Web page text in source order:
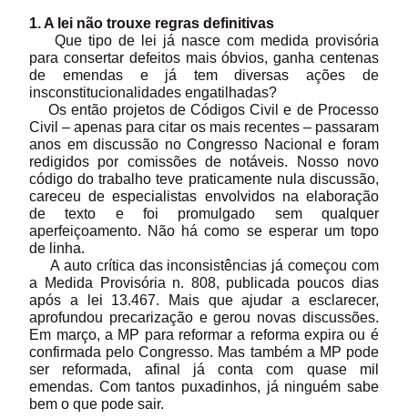
1. A lei não trouxe regras definitivas
Que tipo de lei já nasce com medida provisória
para consertar defeitos mais óbvios, ganha centenas
de emendas e já tem diversas ações de
insconstitucionalidades engatilhadas?
Os então projetos de Códigos Civil e de Processo
Civil – apenas para citar os mais recentes – passaram
anos em discussão no Congresso Nacional e foram
redigidos por comissões de notáveis. Nosso novo
código do trabalho teve praticamente nula discussão,
careceu de especialistas envolvidos na elaboração
de texto e foi promulgado sem qualquer
aperfeiçoamento. Não há como se esperar um topo
de linha.
A auto crítica das inconsistências já começou com
a Medida Provisória n. 808, publicada poucos dias
após a lei 13.467. Mais que ajudar a esclarecer,
aprofundou precarização e gerou novas discussões.
Em março, a MP para reformar a reforma expira ou é
confirmada pelo Congresso. Mas também a MP pode
ser reformada, afinal já conta com quase mil
emendas. Com tantos puxadinhos, já ninguém sabe
bem o que pode sair.